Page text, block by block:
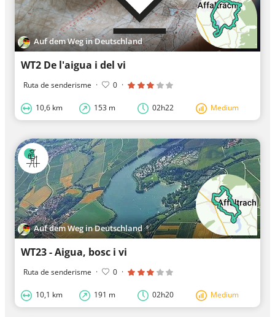
Auf dem Weg in Deutschland
WT2 De l'aigua i del vi
Ruta de senderisme · 0 ·
10,6 km 153 m 02h22 Medium
Auf dem Weg in Deutschland
WT23 - Aigua, bosc i vi
Ruta de senderisme · 0 ·
10,1 km 191 m 02h20 Medium